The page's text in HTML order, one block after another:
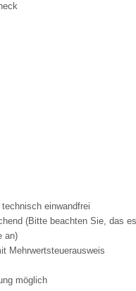
einwandfrei
(Bitte beachten Sie, das
an)
Mehrwertsteuerausweis
möglich